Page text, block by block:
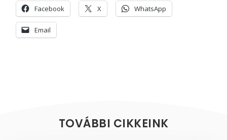
Facebook X WhatsApp
Email
TOVÁBBI CIKKEINK